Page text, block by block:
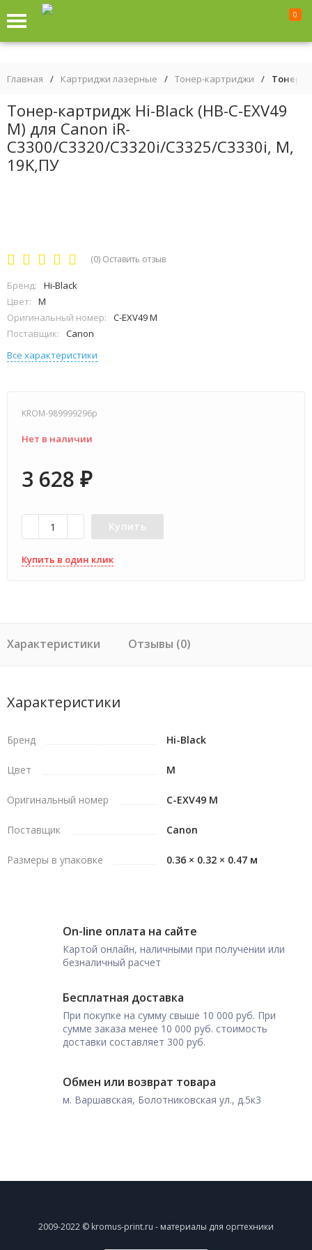
0
Главная / Картриджи лазерные / Тонер-картриджи / Тонер-
Тонер-картридж Hi-Black (HB-C-EXV49
M) для Canon iR-
C3300/C3320/C3320i/C3325/C3330i, M,
19K,ПУ
(0) Оставить отзыв
Бренд:
Hi-Black
Цвет:
M
Оригинальный номер:
C-EXV49 M
Поставщик:
Canon
Все характеристики
KROM-989999296p
Нет в наличии
3 628 ₽
Купить
Купить в один клик
Характеристики Отзывы (0)
Характеристики
Бренд Hi-Black
Цвет M
Оригинальный номер C-EXV49 M
Поставщик Canon
Размеры в упаковке 0.36 × 0.32 × 0.47 м
On-line оплата на сайте
Картой онлайн, наличными при получении или
безналичный расчет
Бесплатная доставка
При покупке на сумму свыше 10 000 руб. При
сумме заказа менее 10 000 руб. стоимость
доставки составляет 300 руб.
Обмен или возврат товара
м. Варшавская, Болотниковская ул., д.5к3
2009-2022 © kromus-print.ru - материалы для оргтехники